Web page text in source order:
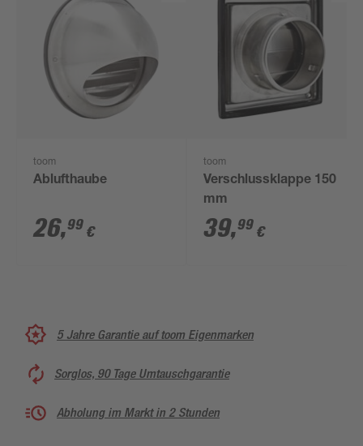
toom
Ablufthaube
26,99 €
toom
Verschlussklappe 150
mm
39,99 €
5 Jahre Garantie auf toom Eigenmarken
Sorglos, 90 Tage Umtauschgarantie
Abholung im Markt in 2 Stunden